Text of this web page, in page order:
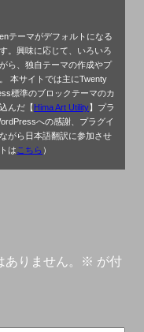
テーマがデフォルトになる
。興味に応じて、いろいろ
ら、独自テーマの作成やプ
本サイトでは主にTwenty
標準のブロックテーマのカ
んだ【Hima Art Utility】プラ
への感謝、プラグイ
がら日本語翻訳に参加させ
は こちら ）
りません。 ※ が付